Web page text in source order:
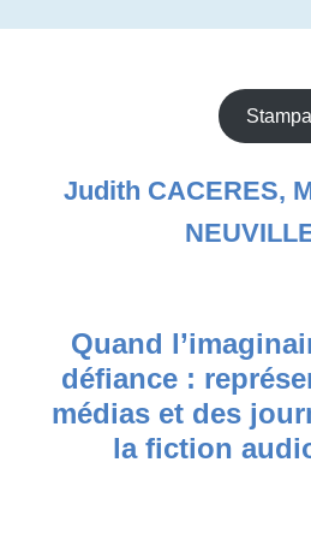
Judith CACERES,
Quand
défiance :
médias et des
la fiction